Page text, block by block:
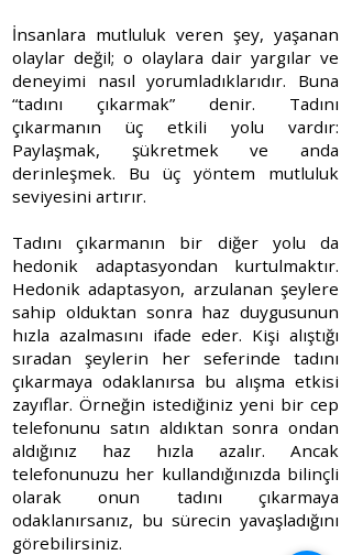
İnsanlara mutluluk veren şey, yaşanan
olaylar değil; o olaylara dair yargılar ve
deneyimi nasıl yorumladıklarıdır. Buna
“tadını çıkarmak” denir. Tadını
çıkarmanın üç etkili yolu vardır:
Paylaşmak, şükretmek ve anda
derinleşmek. Bu üç yöntem mutluluk
seviyesini artırır.
Tadını çıkarmanın bir diğer yolu da
hedonik adaptasyondan kurtulmaktır.
Hedonik adaptasyon, arzulanan şeylere
sahip olduktan sonra haz duygusunun
hızla azalmasını ifade eder. Kişi alıştığı
sıradan şeylerin her seferinde tadını
çıkarmaya odaklanırsa bu alışma etkisi
zayıflar. Örneğin istediğiniz yeni bir cep
telefonunu satın aldıktan sonra ondan
aldığınız haz hızla azalır. Ancak
telefonunuzu her kullandığınızda bilinçli
olarak onun tadını çıkarmaya
odaklanırsanız, bu sürecin yavaşladığını
görebilirsiniz.